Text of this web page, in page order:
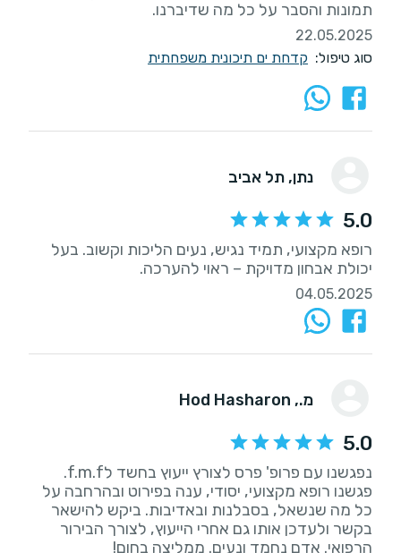
תמונות והסבר על כל מה שדיברנו.
22.05.2025
סוג טיפול: קדחת ים תיכונית משפחתית
נתן, תל אביב
5.0
רופא מקצועי, תמיד נגיש, נעים הליכות וקשוב. בעל
יכולת אבחון מדויקת – ראוי להערכה.
04.05.2025
מ., Hod Hasharon
5.0
נפגשנו עם פרופ' פרס לצורץ ייעוץ בחשד לf.m.f.
פגשנו רופא מקצועי, יסודי, ענה בפירוט ובהרחבה על
כל מה שנשאל, בסבלנות ובאדיבות. ביקש להישאר
בקשר ולעדכן אותו גם אחרי הייעוץ, לצורך הבירור
הרפואי. אדם נחמד ונעים. ממליצה בחום!